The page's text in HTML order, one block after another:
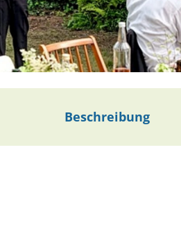
Beschreibung